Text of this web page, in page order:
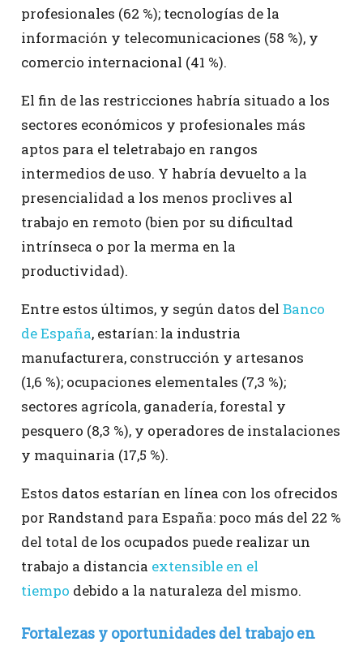
profesionales (62 %); tecnologías de la
información y telecomunicaciones (58 %), y
comercio internacional (41 %).
El fin de las restricciones habría situado a los
sectores económicos y profesionales más
aptos para el teletrabajo en rangos
intermedios de uso. Y habría devuelto a la
presencialidad a los menos proclives al
trabajo en remoto (bien por su dificultad
intrínseca o por la merma en la
productividad).
Entre estos últimos, y según datos del Banco
de España, estarían: la industria
manufacturera, construcción y artesanos
(1,6 %); ocupaciones elementales (7,3 %);
sectores agrícola, ganadería, forestal y
pesquero (8,3 %), y operadores de instalaciones
y maquinaria (17,5 %).
Estos datos estarían en línea con los ofrecidos
por Randstand para España: poco más del 22 %
del total de los ocupados puede realizar un
trabajo a distancia extensible en el
tiempo debido a la naturaleza del mismo.
Fortalezas y oportunidades del trabajo en